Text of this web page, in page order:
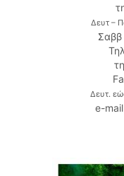
Δευτ –
Σαββ
Δευτ.
e-